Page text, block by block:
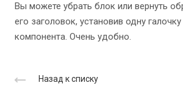
Вы можете убрать блок или вернуть
его заголовок, установив одну
компонента. Очень удобно.
Назад к списку